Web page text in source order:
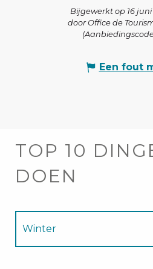
Bijgewerkt op 16 juni
door Office de
Een fout
TOP 10
DOEN
Winter